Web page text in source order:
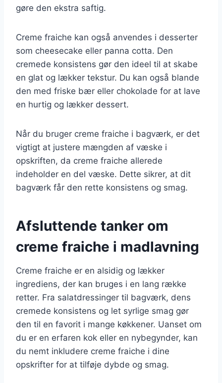
gøre den ekstra saftig.
Creme fraiche kan også anvendes i desserter
som cheesecake eller panna cotta. Den
cremede konsistens gør den ideel til at skabe
en glat og lækker tekstur. Du kan også blande
den med friske bær eller chokolade for at lave
en hurtig og lækker dessert.
Når du bruger creme fraiche i bagværk, er det
vigtigt at justere mængden af væske i
opskriften, da creme fraiche allerede
indeholder en del væske. Dette sikrer, at dit
bagværk får den rette konsistens og smag.
Afsluttende tanker om
creme fraiche i madlavning
Creme fraiche er en alsidig og lækker
ingrediens, der kan bruges i en lang række
retter. Fra salatdressinger til bagværk, dens
cremede konsistens og let syrlige smag gør
den til en favorit i mange køkkener. Uanset om
du er en erfaren kok eller en nybegynder, kan
du nemt inkludere creme fraiche i dine
opskrifter for at tilføje dybde og smag.